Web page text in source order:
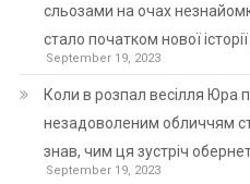
сльозами на очах
стало початком нової історії
September 19, 2023
Коли в розпал весілля Юра
незадоволеним обличчям
знав, чим ця зустріч
September 19, 2023